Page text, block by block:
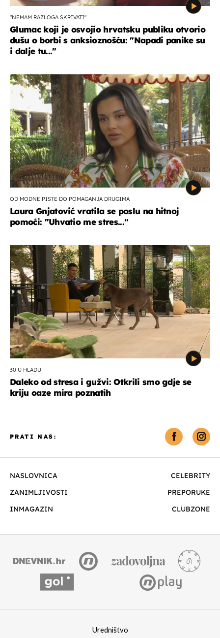
"NEMAM RAZLOGA SKRIVATI"
Glumac koji je osvojio hrvatsku publiku otvorio
dušu o borbi s anksioznošću: "Napadi panike su
i dalje tu..."
OD MODNE PISTE DO POMAGANJA DRUGIMA
Laura Gnjatović vratila se poslu na hitnoj
pomoći: "Uhvatio me stres..."
30 U HLADU
Daleko od stresa i gužvi: Otkrili smo gdje se
kriju oaze mira poznatih
NASLOVNICA
CELEBRITY
ZANIMLJIVOSTI
PREPORUKE
INMAGAZIN
CLUBZONE
PRATI NAS:
Uredništvo